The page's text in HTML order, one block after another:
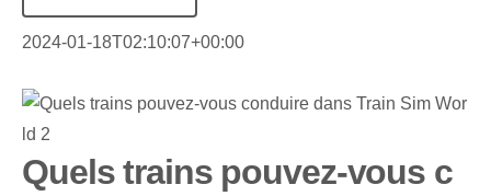
2024-01-18T02:10:07+00:00
Quels trains pouvez-vous c